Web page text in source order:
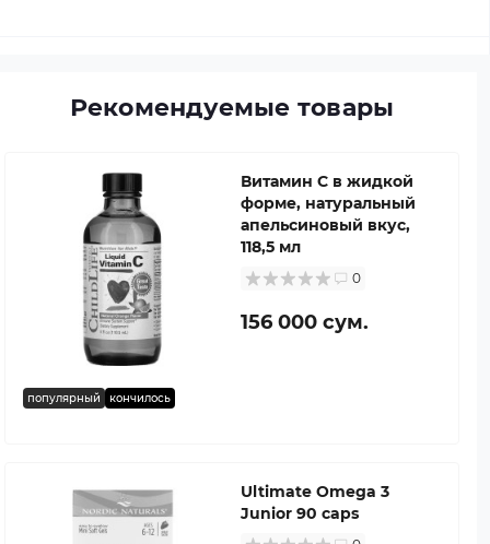
Рекомендуемые товары
популярный кончилось
Витамин C в жидкой
форме, натуральный
апельсиновый вкус,
118,5 мл
0
156 000 сум.
Ultimate Omega 3
Junior 90 caps